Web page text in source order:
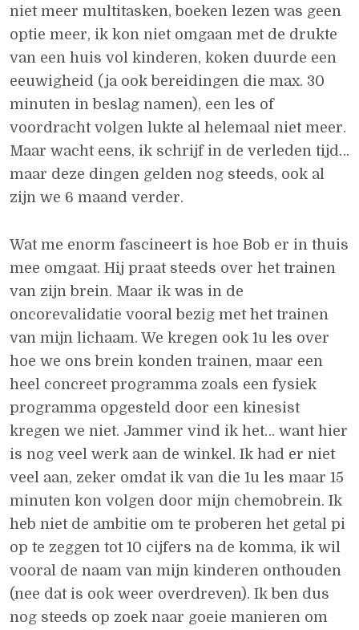
niet meer multitasken, boeken lezen was geen
optie meer, ik kon niet omgaan met de drukte
van een huis vol kinderen, koken duurde een
eeuwigheid (ja ook bereidingen die max. 30
minuten in beslag namen), een les of
voordracht volgen lukte al helemaal niet meer.
Maar wacht eens, ik schrijf in de verleden tijd…
maar deze dingen gelden nog steeds, ook al
zijn we 6 maand verder.
Wat me enorm fascineert is hoe Bob er in thuis
mee omgaat. Hij praat steeds over het trainen
van zijn brein. Maar ik was in de
oncorevalidatie vooral bezig met het trainen
van mijn lichaam. We kregen ook 1u les over
hoe we ons brein konden trainen, maar een
heel concreet programma zoals een fysiek
programma opgesteld door een kinesist
kregen we niet. Jammer vind ik het… want hier
is nog veel werk aan de winkel. Ik had er niet
veel aan, zeker omdat ik van die 1u les maar 15
minuten kon volgen door mijn chemobrein. Ik
heb niet de ambitie om te proberen het getal pi
op te zeggen tot 10 cijfers na de komma, ik wil
vooral de naam van mijn kinderen onthouden
(nee dat is ook weer overdreven). Ik ben dus
nog steeds op zoek naar goeie manieren om